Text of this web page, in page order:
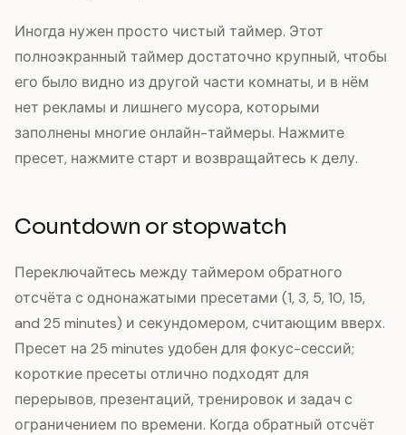
Иногда нужен просто чистый таймер. Этот
полноэкранный таймер достаточно крупный, чтобы
его было видно из другой части комнаты, и в нём
нет рекламы и лишнего мусора, которыми
заполнены многие онлайн-таймеры. Нажмите
пресет, нажмите старт и возвращайтесь к делу.
Countdown or stopwatch
Переключайтесь между таймером обратного
отсчёта с однонажатыми пресетами (1, 3, 5, 10, 15,
and 25 minutes) и секундомером, считающим вверх.
Пресет на 25 minutes удобен для фокус-сессий;
короткие пресеты отлично подходят для
перерывов, презентаций, тренировок и задач с
ограничением по времени. Когда обратный отсчёт